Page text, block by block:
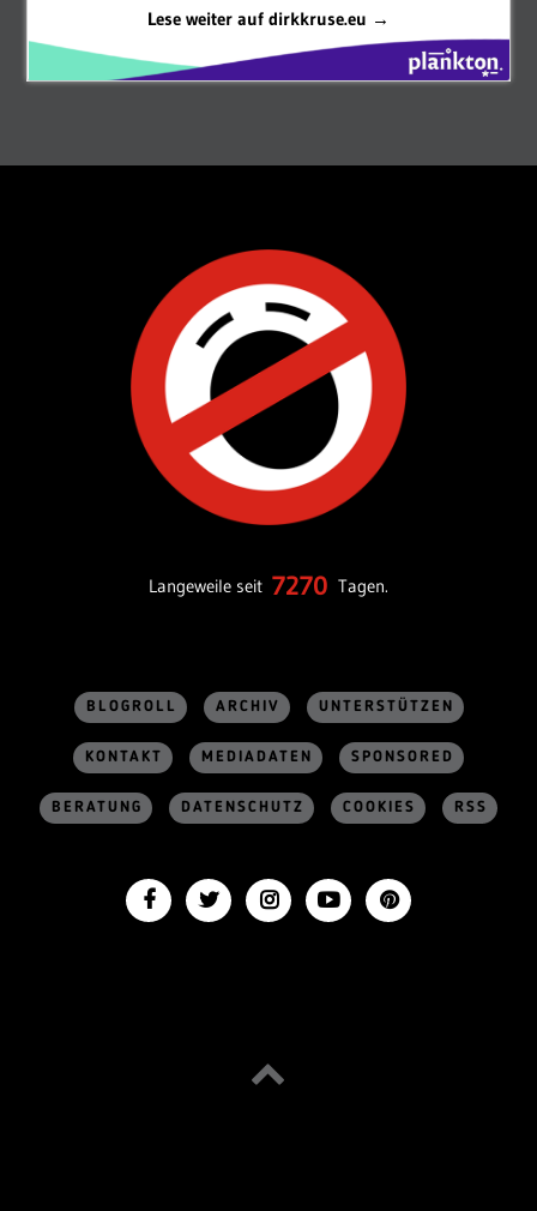
Lese weiter auf dirkkruse.eu →
Langeweile seit 7270 Tagen.
BLOGROLL ARCHIV UNTERSTÜTZEN
KONTAKT MEDIADATEN SPONSORED
BERATUNG DATENSCHUTZ COOKIES RSS